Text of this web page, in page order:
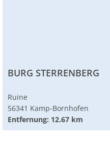
BURG STERRENBERG
Ruine
56341 Kamp-Bornhofen
Entfernung: 12.67 km